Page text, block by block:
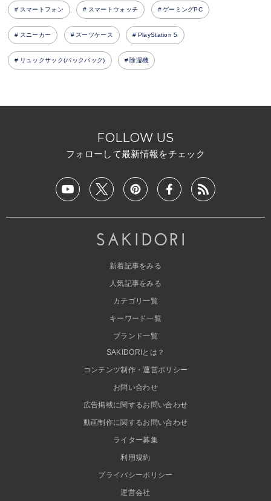
スマートフォン スマートウォッチ ゲーミングPC
スニーカー スーツケース PlayStation 5
リュックサック(バックパック) 除湿機
FOLLOW US
フォローして最新情報をチェック
新着記事をみる
人気記事をみる
カテゴリ一覧
キーワード一覧
ブランド一覧
SAKIDORIとは？
コンテンツ制作・運営ポリシー
お問い合わせ
広告掲載に関するお問い合わせ
動画制作に関するお問い合わせ
ライター募集
利用規約
プライバシーポリシー
運営会社